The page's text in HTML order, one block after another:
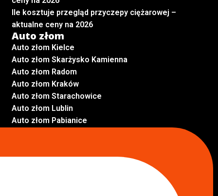
Ile kosztuje przegląd przyczepy ciężarowej –
aktualne ceny na 2026
Auto złom
Auto złom Kielce
Auto złom Skarżysko Kamienna
Auto złom Radom
Auto złom Kraków
Auto złom Starachowice
Auto złom Lublin
Auto złom Pabianice
Skup aut Pruszków